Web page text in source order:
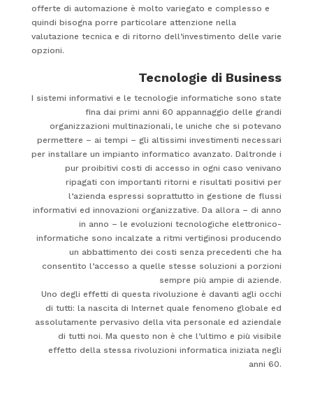
offerte di automazione è molto variegato e complesso e
quindi bisogna porre particolare attenzione nella
valutazione tecnica e di ritorno dell’investimento delle varie
opzioni.
Tecnologie di Business
I sistemi informativi e le tecnologie informatiche sono state
fina dai primi anni 60 appannaggio delle grandi
organizzazioni multinazionali, le uniche che si potevano
permettere – ai tempi – gli altissimi investimenti necessari
per installare un impianto informatico avanzato. Daltronde i
pur proibitivi costi di accesso in ogni caso venivano
ripagati con importanti ritorni e risultati positivi per
l’azienda espressi soprattutto in gestione de flussi
informativi ed innovazioni organizzative. Da allora – di anno
in anno – le evoluzioni tecnologiche elettronico-
informatiche sono incalzate a ritmi vertiginosi producendo
un abbattimento dei costi senza precedenti che ha
consentito l’accesso a quelle stesse soluzioni a porzioni
sempre più ampie di aziende.
Uno degli effetti di questa rivoluzione è davanti agli occhi
di tutti: la nascita di Internet quale fenomeno globale ed
assolutamente pervasivo della vita personale ed aziendale
di tutti noi. Ma questo non è che l’ultimo e più visibile
effetto della stessa rivoluzioni informatica iniziata negli
anni 60.